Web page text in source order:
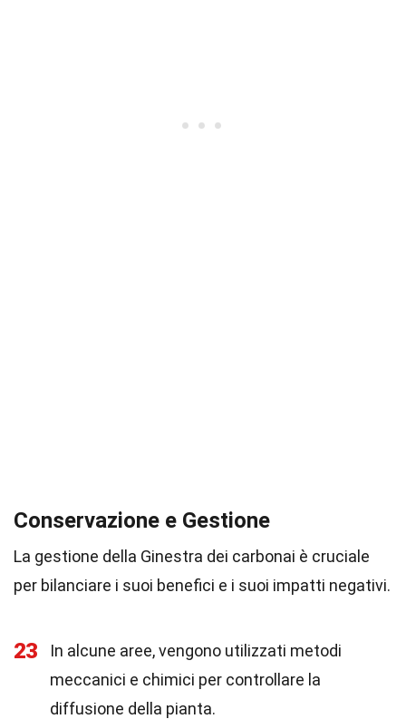
Conservazione e Gestione
La gestione della Ginestra dei carbonai è cruciale
per bilanciare i suoi benefici e i suoi impatti negativi.
23
In alcune aree, vengono utilizzati metodi
meccanici e chimici per controllare la
diffusione della pianta.